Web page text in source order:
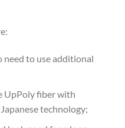
need to use additional
UpPoly fiber with
technology;